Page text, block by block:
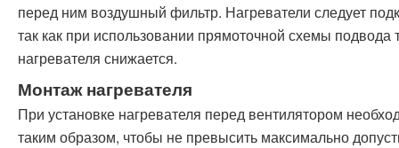
перед ним воздушный фильтр. Нагреватели следует
так как при использовании прямоточной схемы подвода
нагревателя снижается.
Монтаж нагревателя
При установке нагревателя перед вентилятором
таким образом, чтобы не превысить максимально